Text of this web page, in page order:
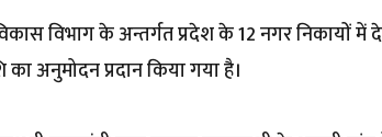
विभाग के अन्तर्गत प्रदेश के 12 नगर निकायों में
का अनुमोदन प्रदान किया गया है।